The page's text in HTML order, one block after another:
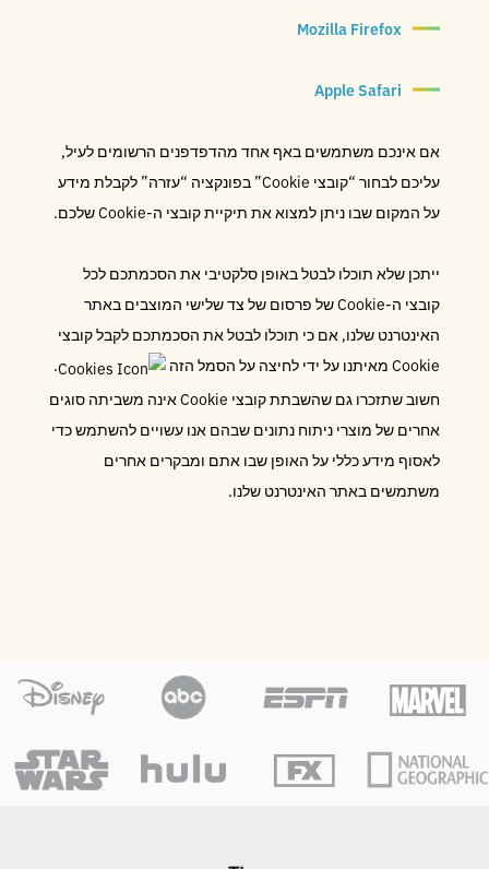
Mozilla Firefox
Apple Safari
אם אינכם משתמשים באף אחד מהדפדפנים הרשומים לעיל,
עליכם לבחור “קובצי Cookie” בפונקציה “עזרה” לקבלת מידע
על המקום שבו ניתן למצוא את תיקיית קובצי ה-Cookie שלכם.
ייתכן שלא תוכלו לבטל באופן סלקטיבי את הסכמתכם לכל
קובצי ה-Cookie של פרסום של צד שלישי המוצבים באתר
האינטרנט שלנו, אם כי תוכלו לבטל את הסכמתכם לקבל קובצי
Cookie מאיתנו על ידי לחיצה על הסמל הזה
.
חשוב שתזכרו גם שהשבתת קובצי Cookie אינה משביתה סוגים
אחרים של מוצרי ניתוח נתונים שבהם אנו עשויים להשתמש כדי
לאסוף מידע כללי על האופן שבו אתם ומבקרים אחרים
משתמשים באתר האינטרנט שלנו.